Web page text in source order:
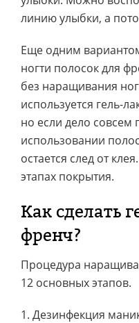
линию улыбки, а
Еще одним
ногти полосок для
без наращивания
используется гель-
но если дело совсем
использовании
остается след от
этапах покрытия.
Как сделать
френч?
Процедура
12 основных этапов.
1. Дезинфекция